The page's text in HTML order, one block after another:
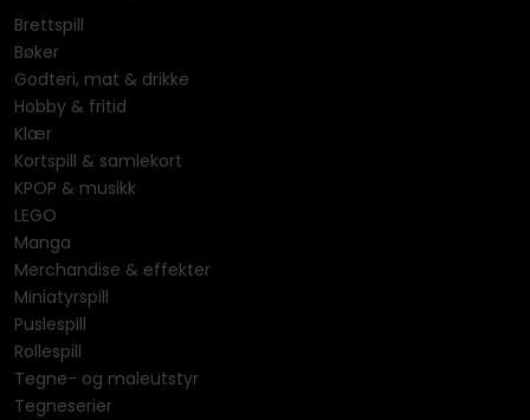
Brettspill
Bøker
Godteri, mat & drikke
Hobby & fritid
Klær
Kortspill & samlekort
KPOP & musikk
LEGO
Manga
Merchandise & effekter
Miniatyrspill
Puslespill
Rollespill
Tegne- og maleutstyr
Tegneserier